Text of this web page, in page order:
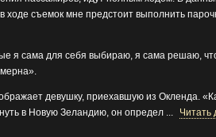
съемок мне предстоит выполнить
я сама для себя выбираю, я сама решаю,
девушку, приехавшую из Окленда.
в Новую Зеландию, он определ ... Читать